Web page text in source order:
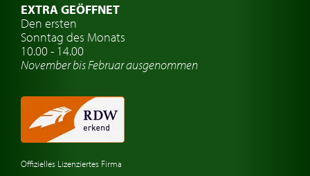
Oldtimer-Versicherung
Oldtimer-Clubs
Oldtimer-Reisen
Automarken uhren
EXTRA GEÖFFNET
Den ersten
Sonntag des Monats
10.00 - 14.00
November bis Februar ausgenommen
Offizielles Lizenziertes Firma